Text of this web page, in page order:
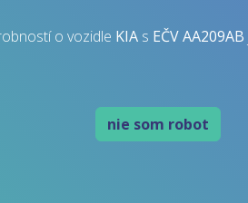
o vozidle KIAs EČV AA209AB
nie som robot